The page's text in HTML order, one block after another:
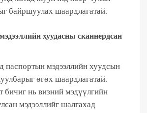
байршуулах шаардлагатай.
хуудасны сканнердсан
паспортын мэдээллийн хуудсын
өгөх шаардлагатай.
бичиг нь визний мэдүүлгийн
мэдээллийг шалгахад